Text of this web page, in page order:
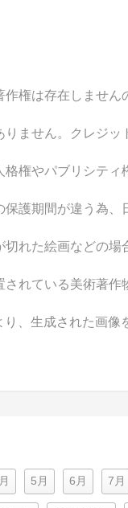
作権は存在しませ
りません。クレジ
格権やパブリシテ
保護期間が違う為
切れた絵画などの
されている美術著
り、生成された画
5月 6月 7月